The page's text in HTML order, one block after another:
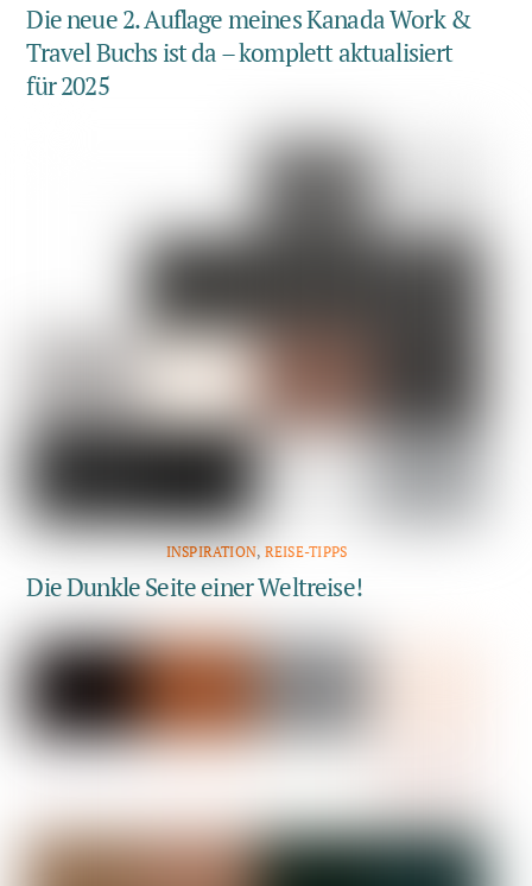
Die neue 2. Auflage meines Kanada Work &
Travel Buchs ist da – komplett aktualisiert
für 2025
INSPIRATION, REISE-TIPPS
Die Dunkle Seite einer Weltreise!